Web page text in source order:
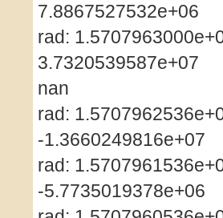
7.8867527532e+06
rad:
3.7320539587e+07
nan
rad:
-1.3660249816e+07
rad:
-5.7735019378e+06